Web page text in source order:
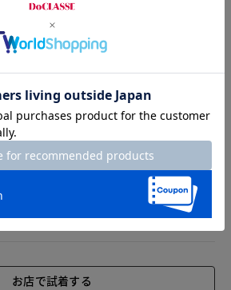
93
96 26.5 68 17.5
99 27 68 18 31
19 32.5
108 29.5 68 20 34.5
お店で試着する